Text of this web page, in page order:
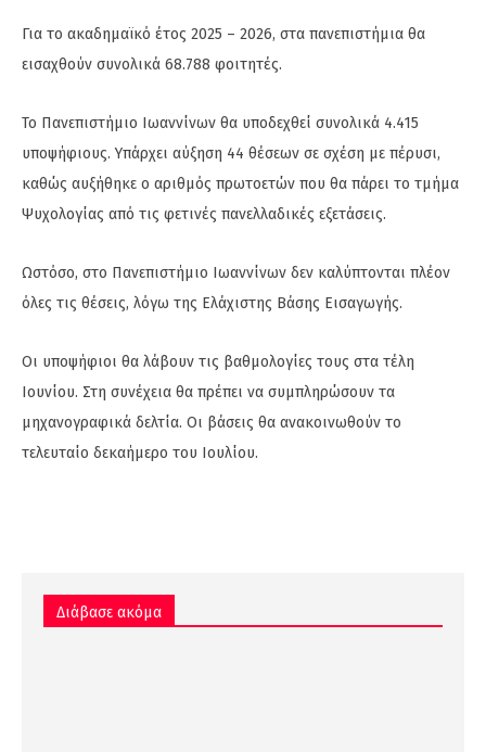
Για το ακαδημαϊκό έτος 2025 – 2026, στα πανεπιστήμια θα
εισαχθούν συνολικά 68.788 φοιτητές.
Το Πανεπιστήμιο Ιωαννίνων θα υποδεχθεί συνολικά 4.415
υποψήφιους. Υπάρχει αύξηση 44 θέσεων σε σχέση με πέρυσι,
καθώς αυξήθηκε ο αριθμός πρωτοετών που θα πάρει το τμήμα
Ψυχολογίας από τις φετινές πανελλαδικές εξετάσεις.
Ωστόσο, στο Πανεπιστήμιο Ιωαννίνων δεν καλύπτονται πλέον
όλες τις θέσεις, λόγω της Ελάχιστης Βάσης Εισαγωγής.
Οι υποψήφιοι θα λάβουν τις βαθμολογίες τους στα τέλη
Ιουνίου. Στη συνέχεια θα πρέπει να συμπληρώσουν τα
μηχανογραφικά δελτία. Οι βάσεις θα ανακοινωθούν το
τελευταίο δεκαήμερο του Ιουλίου.
Διάβασε ακόμα